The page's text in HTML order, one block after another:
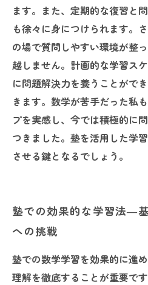
ます。また、定期的な復習と
も徐々に身につけられます。
の場で質問しやすい環境が整
越しません。計画的な学習ス
に問題解決力を養うことがで
きます。数学が苦手だった私
プを実感し、今では積極的に
つきました。塾を活用した学
させる鍵となるでしょう。
塾での効果的な学習法―
への挑戦
塾での数学学習を効果的に進
理解を徹底することが重要で